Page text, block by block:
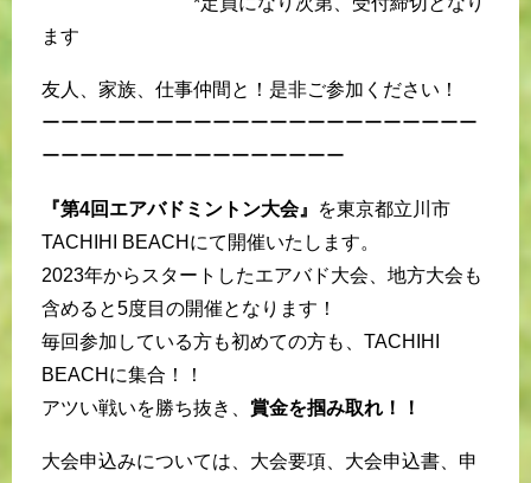
ます
友人、家族、仕事仲間と！是非ご参加ください！
ーーーーーーーーーーーーーーーーーーーーーーー
ーーーーーーーーーーーーーーーー
『第4回エアバドミントン大会』
を東京都立川市
TACHIHI BEACHにて開催いたします。
2023年からスタートしたエアバド大会、地方大会も
含めると5度目の開催となります！
毎回参加している方も初めての方も、TACHIHI
BEACHに集合！！
アツい戦いを勝ち抜き、 賞金を掴み取れ！！
大会申込みについては、大会要項、大会申込書、申